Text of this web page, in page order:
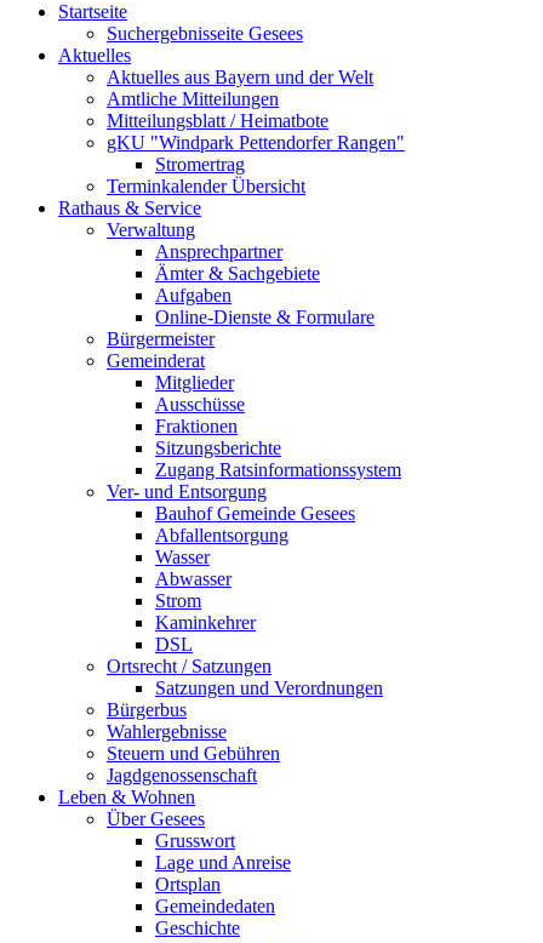
Startseite
Suchergebnisseite Gesees
Aktuelles
Aktuelles aus Bayern und der Welt
Amtliche Mitteilungen
Mitteilungsblatt / Heimatbote
gKU "Windpark Pettendorfer Rangen"
Stromertrag
Terminkalender Übersicht
Rathaus & Service
Verwaltung
Ansprechpartner
Ämter & Sachgebiete
Aufgaben
Online-Dienste & Formulare
Bürgermeister
Gemeinderat
Mitglieder
Ausschüsse
Fraktionen
Sitzungsberichte
Zugang Ratsinformationssystem
Ver- und Entsorgung
Bauhof Gemeinde Gesees
Abfallentsorgung
Wasser
Abwasser
Strom
Kaminkehrer
DSL
Ortsrecht / Satzungen
Satzungen und Verordnungen
Bürgerbus
Wahlergebnisse
Steuern und Gebühren
Jagdgenossenschaft
Leben & Wohnen
Über Gesees
Grusswort
Lage und Anreise
Ortsplan
Gemeindedaten
Geschichte